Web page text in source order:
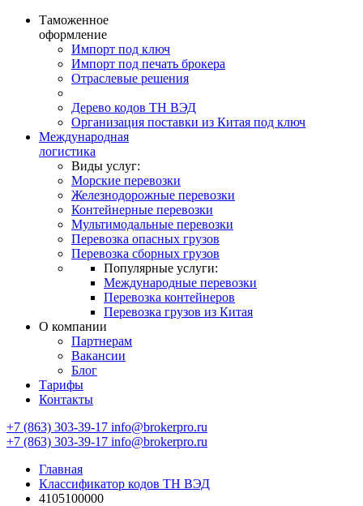
Таможенное
оформление
Импорт под ключ
Импорт под печать брокера
Отраслевые решения
Дерево кодов ТН ВЭД
Организация поставки из Китая под ключ
Международная
логистика
Виды услуг:
Морские перевозки
Железнодорожные перевозки
Контейнерные перевозки
Мультимодальные перевозки
Перевозка опасных грузов
Перевозка сборных грузов
Популярные услуги:
Международные перевозки
Перевозка контейнеров
Перевозка грузов из Китая
О компании
Партнерам
Вакансии
Блог
Тарифы
Контакты
+7 (863) 303-39-17 info@brokerpro.ru
+7 (863) 303-39-17 info@brokerpro.ru
Главная
Классификатор кодов ТН ВЭД
4105100000